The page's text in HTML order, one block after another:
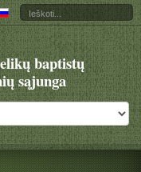
baptistų
sąjunga